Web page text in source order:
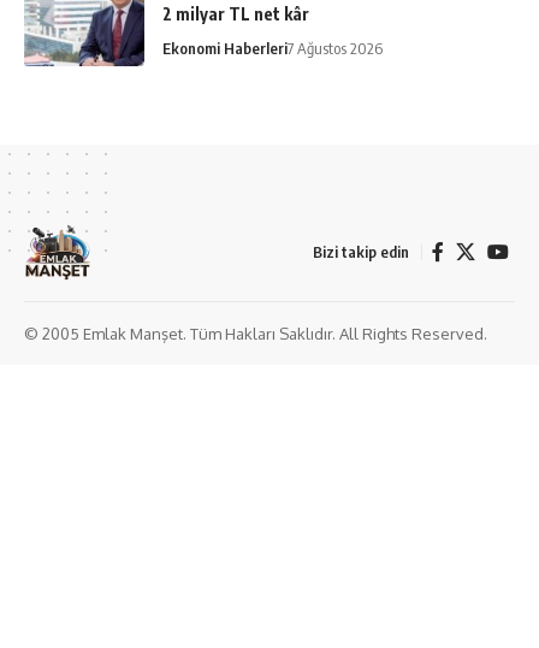
2 milyar TL net kâr
Ekonomi Haberleri7 Ağustos 2026
Bizi takip edin
© 2005 Emlak Manşet. Tüm Hakları Saklıdır. All Rights Reserved.